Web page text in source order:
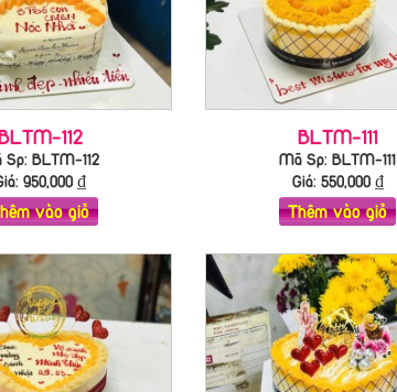
112
BLTM-112
950,000₫
vào giỏ
BLTM-111
Mã Sp: BLTM-111
Giá: 550,000₫
Thêm vào giỏ